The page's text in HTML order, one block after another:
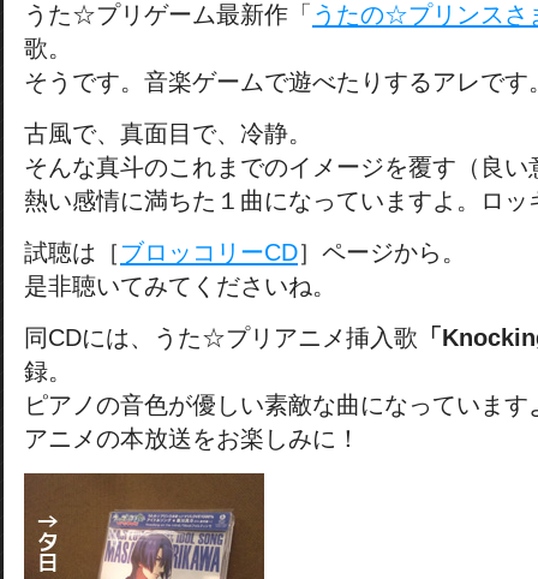
うた☆プリゲーム最新作「 うたの☆プリンスさ
歌。
そうです。音楽ゲームで遊べたりするアレです
古風で、真面目で、冷静。
そんな真斗のこれまでのイメージを覆す（良い
熱い感情に満ちた１曲になっていますよ。ロッ
試聴は［ブロッコリーCD］ページから。
是非聴いてみてくださいね。
同CDには、うた☆プリアニメ挿入歌 「
録。
ピアノの音色が優しい素敵な曲になっています
アニメの本放送をお楽しみに！